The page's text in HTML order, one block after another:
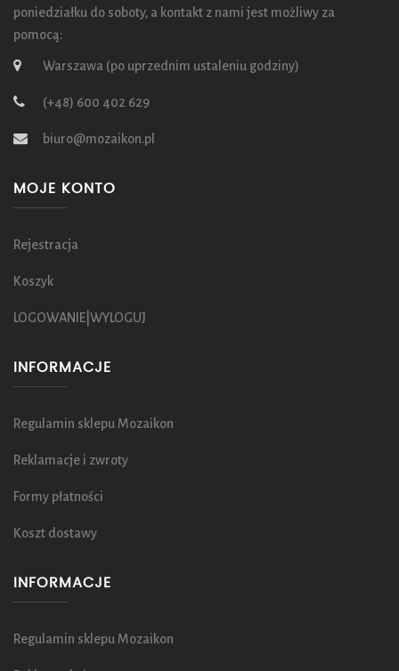
poniedziałku do soboty, a kontakt z nami jest możliwy za
pomocą:
Warszawa (po uprzednim ustaleniu godziny)
(+48) 600 402 629
biuro@mozaikon.pl
MOJE KONTO
Rejestracja
Koszyk
LOGOWANIE|WYLOGUJ
INFORMACJE
Regulamin sklepu Mozaikon
Reklamacje i zwroty
Formy płatności
Koszt dostawy
INFORMACJE
Regulamin sklepu Mozaikon